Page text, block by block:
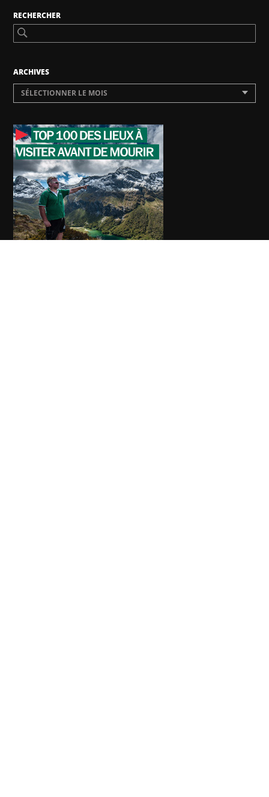
RECHERCHER
ARCHIVES
SÉLECTIONNER LE MOIS